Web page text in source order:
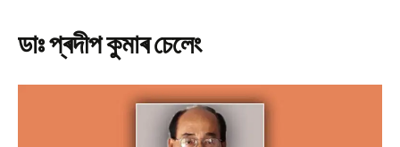
ডাঃ প্ৰদীপ কুমাৰ চেলেং